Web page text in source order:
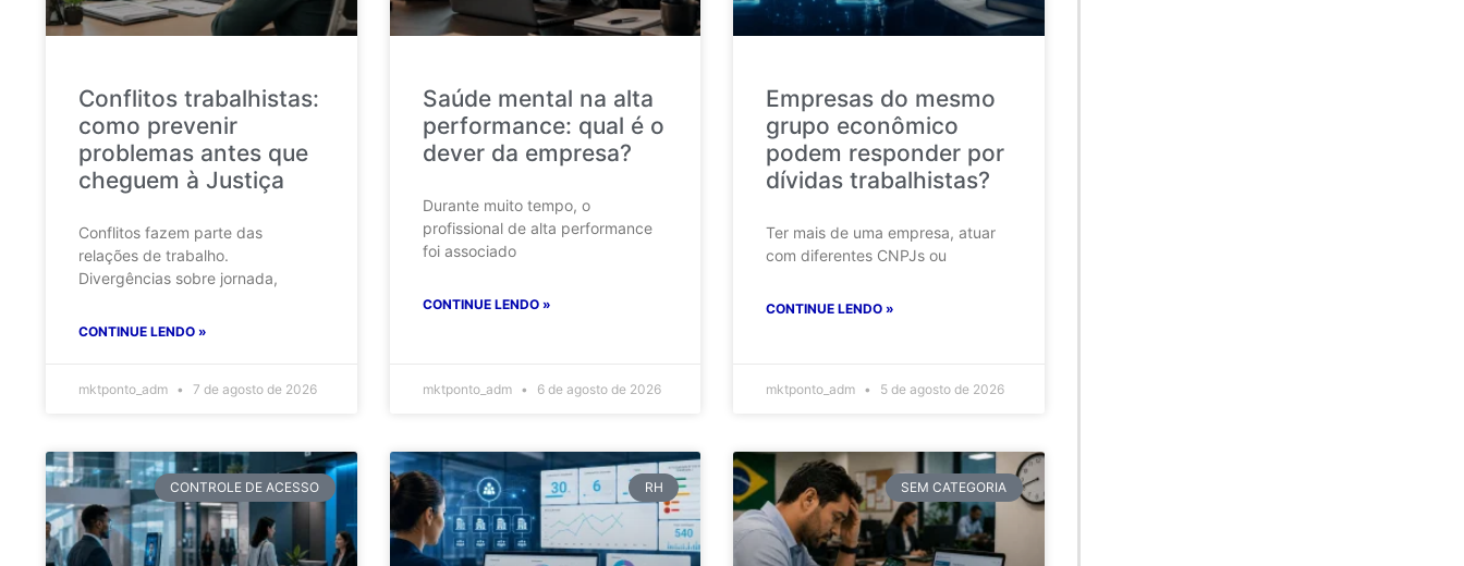
Conflitos trabalhistas:
como prevenir
problemas antes que
cheguem à Justiça
Conflitos fazem parte das
relações de trabalho.
Divergências sobre jornada,
CONTINUE LENDO »
mktponto_adm 7 de agosto de 2026
Saúde mental na alta
performance: qual é o
dever da empresa?
Durante muito tempo, o
profissional de alta performance
foi associado
CONTINUE LENDO »
mktponto_adm 6 de agosto de 2026
Empresas do mesmo
grupo econômico
podem responder por
dívidas trabalhistas?
Ter mais de uma empresa, atuar
com diferentes CNPJs ou
CONTINUE LENDO »
mktponto_adm 5 de agosto de 2026
CONTROLE DE ACESSO RH SEM CATEGORIA